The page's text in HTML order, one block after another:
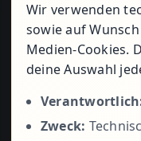
Wir verwenden
sowie auf
Medien-Cookies.
deine Auswahl
Zweck: